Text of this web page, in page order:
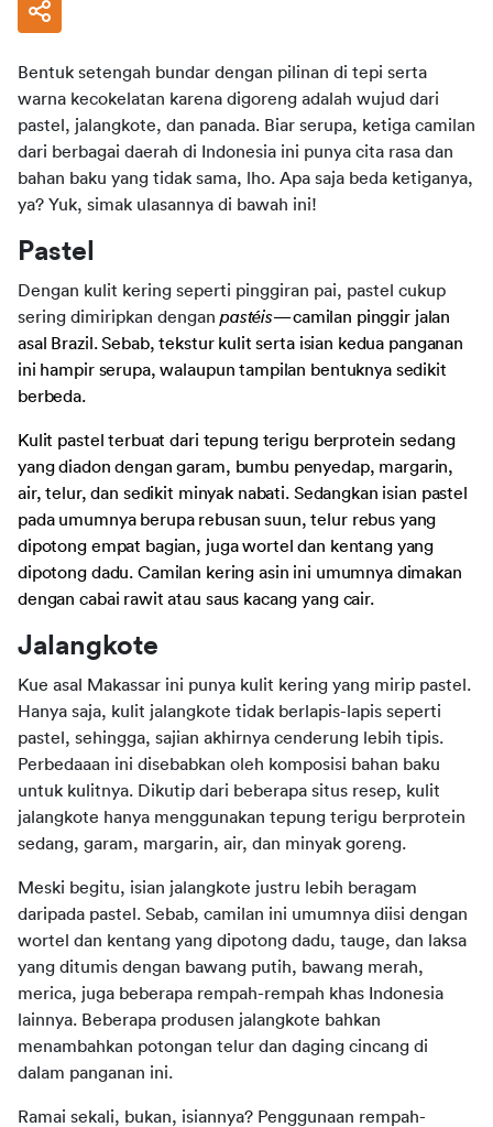
Bentuk setengah bundar dengan pilinan di tepi serta
warna kecokelatan karena digoreng adalah wujud dari
pastel, jalangkote, dan panada. Biar serupa, ketiga camilan
dari berbagai daerah di Indonesia ini punya cita rasa dan
bahan baku yang tidak sama, lho. Apa saja beda ketiganya,
ya? Yuk, simak ulasannya di bawah ini!
Pastel
Dengan kulit kering seperti pinggiran pai, pastel cukup
sering dimiripkan dengan pastéis—camilan pinggir jalan
asal Brazil. Sebab, tekstur kulit serta isian kedua panganan
ini hampir serupa, walaupun tampilan bentuknya sedikit
berbeda.
Kulit pastel terbuat dari tepung terigu berprotein sedang
yang diadon dengan garam, bumbu penyedap, margarin,
air, telur, dan sedikit minyak nabati. Sedangkan isian pastel
pada umumnya berupa rebusan suun, telur rebus yang
dipotong empat bagian, juga wortel dan kentang yang
dipotong dadu. Camilan kering asin ini umumnya dimakan
dengan cabai rawit atau saus kacang yang cair.
Jalangkote
Kue asal Makassar ini punya kulit kering yang mirip pastel.
Hanya saja, kulit jalangkote tidak berlapis-lapis seperti
pastel, sehingga, sajian akhirnya cenderung lebih tipis.
Perbedaaan ini disebabkan oleh komposisi bahan baku
untuk kulitnya. Dikutip dari beberapa situs resep, kulit
jalangkote hanya menggunakan tepung terigu berprotein
sedang, garam, margarin, air, dan minyak goreng.
Meski begitu, isian jalangkote justru lebih beragam
daripada pastel. Sebab, camilan ini umumnya diisi dengan
wortel dan kentang yang dipotong dadu, tauge, dan laksa
yang ditumis dengan bawang putih, bawang merah,
merica, juga beberapa rempah-rempah khas Indonesia
lainnya. Beberapa produsen jalangkote bahkan
menambahkan potongan telur dan daging cincang di
dalam panganan ini.
Ramai sekali, bukan, isiannya? Penggunaan rempah-